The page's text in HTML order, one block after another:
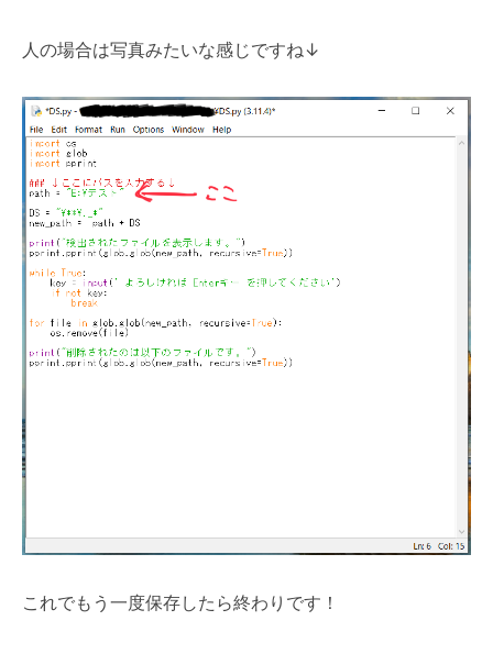
人の場合は写真みたいな感じですね↓
これでもう一度保存したら終わりです！